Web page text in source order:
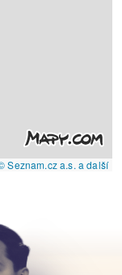
Seznam.cz a.s. a další